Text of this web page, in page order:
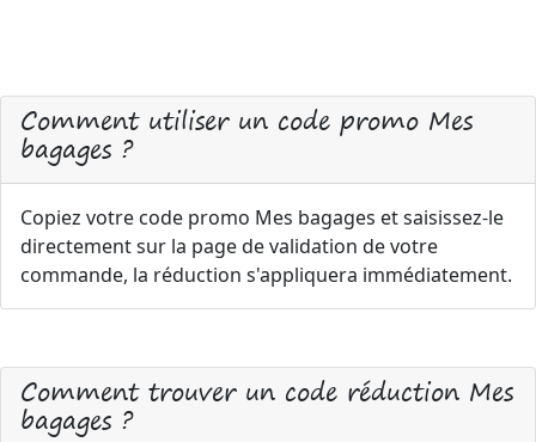
Comment utiliser un code promo Mes
bagages ?
Copiez votre code promo Mes bagages et saisissez-le
directement sur la page de validation de votre
commande, la réduction s'appliquera immédiatement.
Comment trouver un code réduction Mes
bagages ?